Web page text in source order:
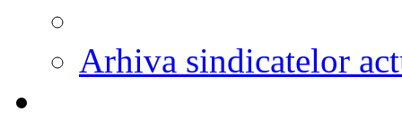
Arhiva sindicatelor